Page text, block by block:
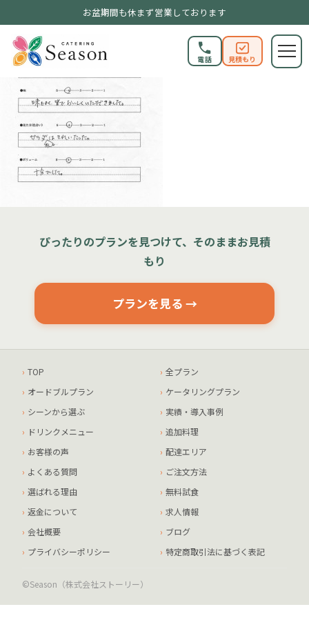
お盆期間も休まず営業しております
電話 見積もり
ぴったりのプランを見つけて、そのままお見積
もり
プランを見る →
TOP
全プラン
オードブルプラン
ケータリングプラン
シーンから選ぶ
実績・導入事例
ドリンクメニュー
追加料理
お客様の声
配達エリア
よくある質問
ご注文方法
選ばれる理由
無料試食
返金について
求人情報
会社概要
ブログ
プライバシーポリシー
特定商取引法に基づく表記
©Season（株式会社ストーリー）